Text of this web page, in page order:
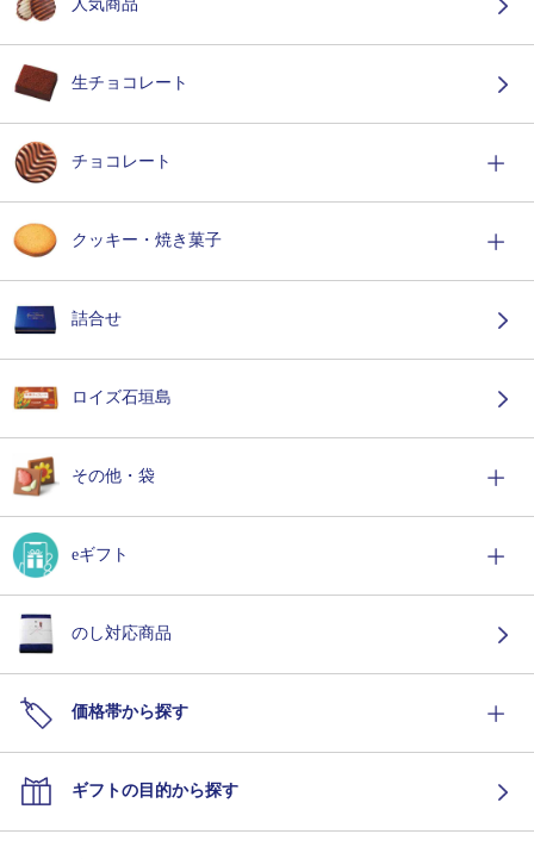
人気商品
生チョコレート
チョコレート
クッキー・焼き菓子
詰合せ
ロイズ石垣島
その他・袋
eギフト
のし対応商品
価格帯から探す
ギフトの目的から探す